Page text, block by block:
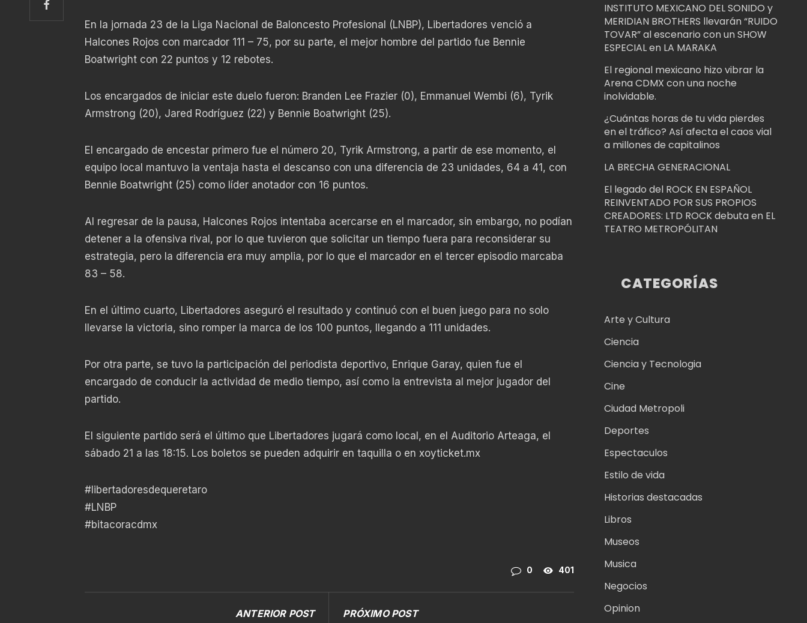
En la jornada 23 de la Liga Nacional de Baloncesto Profesional (LNBP), Libertadores venció a
Halcones Rojos con marcador 111 – 75, por su parte, el mejor hombre del partido fue Bennie
Boatwright con 22 puntos y 12 rebotes.
Los encargados de iniciar este duelo fueron: Branden Lee Frazier (0), Emmanuel Wembi (6), Tyrik
Armstrong (20), Jared Rodríguez (22) y Bennie Boatwright (25).
El encargado de encestar primero fue el número 20, Tyrik Armstrong, a partir de ese momento, el
equipo local mantuvo la ventaja hasta el descanso con una diferencia de 23 unidades, 64 a 41, con
Bennie Boatwright (25) como líder anotador con 16 puntos.
Al regresar de la pausa, Halcones Rojos intentaba acercarse en el marcador, sin embargo, no podían
detener a la ofensiva rival, por lo que tuvieron que solicitar un tiempo fuera para reconsiderar su
estrategia, pero la diferencia era muy amplia, por lo que el marcador en el tercer episodio marcaba
83 – 58.
En el último cuarto, Libertadores aseguró el resultado y continuó con el buen juego para no solo
llevarse la victoria, sino romper la marca de los 100 puntos, llegando a 111 unidades.
Por otra parte, se tuvo la participación del periodista deportivo, Enrique Garay, quien fue el
encargado de conducir la actividad de medio tiempo, así como la entrevista al mejor jugador del
partido.
El siguiente partido será el último que Libertadores jugará como local, en el Auditorio Arteaga, el
sábado 21 a las 18:15. Los boletos se pueden adquirir en taquilla o en xoyticket.mx
#libertadoresdequeretaro
#LNBP
#bitacoracdmx
0 401
ANTERIOR POST PRÓXIMO POST
INSTITUTO MEXICANO DEL SONIDO y
MERIDIAN BROTHERS llevarán “RUIDO
TOVAR” al escenario con un SHOW
ESPECIAL en LA MARAKA
El regional mexicano hizo vibrar la
Arena CDMX con una noche
inolvidable.
¿Cuántas horas de tu vida pierdes
en el tráfico? Así afecta el caos vial
a millones de capitalinos
LA BRECHA GENERACIONAL
El legado del ROCK EN ESPAÑOL
REINVENTADO POR SUS PROPIOS
CREADORES: LTD ROCK debuta en EL
TEATRO METROPÓLITAN
CATEGORÍAS
Arte y Cultura
Ciencia
Ciencia y Tecnologia
Cine
Ciudad Metropoli
Deportes
Espectaculos
Estilo de vida
Historias destacadas
Libros
Museos
Musica
Negocios
Opinion